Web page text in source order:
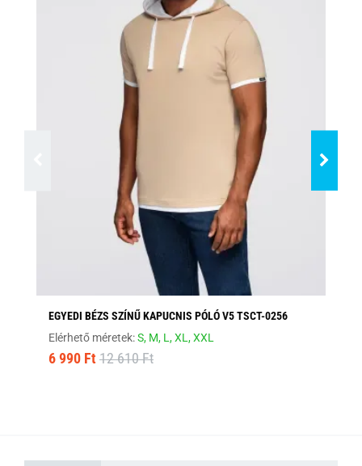
EGYEDI BÉZS SZÍNŰ KAPUCNIS PÓLÓ V5 TSCT-0256
Elérhető méretek:S, M, L,XL,XXL
6 990 Ft 12 610 Ft